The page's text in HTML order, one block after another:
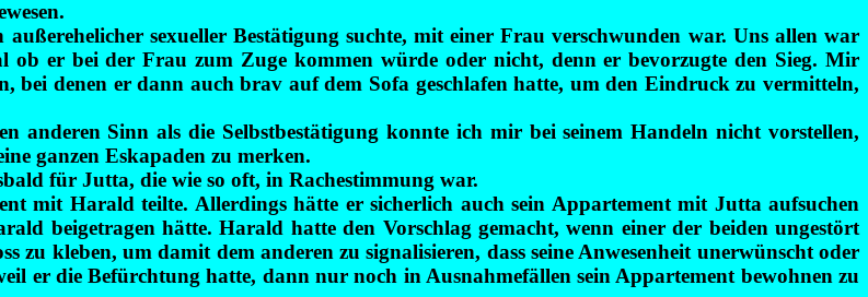
außerehelicher sexueller Bestätigung suchte, mit einer Frau verschwunden war. Uns allen war
ob er bei der Frau zum Zuge kommen würde oder nicht, denn er bevorzugte den Sieg. Mir
denen er dann auch brav auf dem Sofa geschlafen hatte, um den Eindruck zu vermitteln,
anderen Sinn als die Selbstbestätigung konnte ich mir bei seinem Handeln nicht vorstellen,
ganzen Eskapaden zu merken.
für Jutta, die wie so oft, in Rachestimmung war.
mit Harald teilte. Allerdings hätte er sicherlich auch sein Appartement mit Jutta aufsuchen
beigetragen hätte. Harald hatte den Vorschlag gemacht, wenn einer der beiden ungestört
zu kleben, um damit dem anderen zu signalisieren, dass seine Anwesenheit unerwünscht oder
er die Befürchtung hatte, dann nur noch in Ausnahmefällen sein Appartement bewohnen zu